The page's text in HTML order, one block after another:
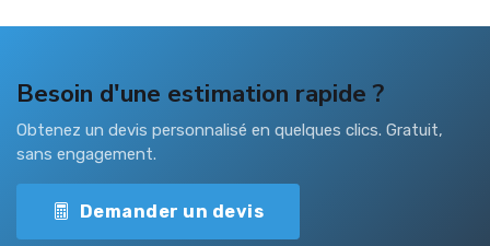
Besoin d'une estimation rapide ?
Obtenez un devis personnalisé en quelques clics. Gratuit,
sans engagement.
Demander un devis